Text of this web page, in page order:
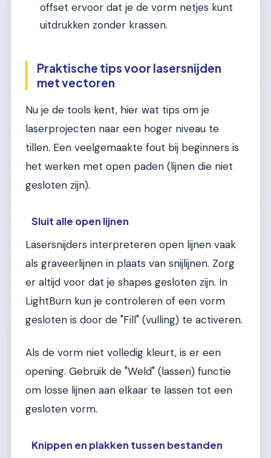
offset ervoor dat je de vorm netjes kunt
uitdrukken zonder krassen.
Praktische tips voor lasersnijden
met vectoren
Nu je de tools kent, hier wat tips om je
laserprojecten naar een hoger niveau te
tillen. Een veelgemaakte fout bij beginners is
het werken met open paden (lijnen die niet
gesloten zijn).
Sluit alle open lijnen
Lasersnijders interpreteren open lijnen vaak
als graveerlijnen in plaats van snijlijnen. Zorg
er altijd voor dat je shapes gesloten zijn. In
LightBurn kun je controleren of een vorm
gesloten is door de "Fill" (vulling) te activeren.
Als de vorm niet volledig kleurt, is er een
opening. Gebruik de "Weld" (lassen) functie
om losse lijnen aan elkaar te lassen tot een
gesloten vorm.
Knippen en plakken tussen bestanden